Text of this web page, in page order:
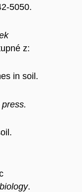
5050.
z:
in soil.
.